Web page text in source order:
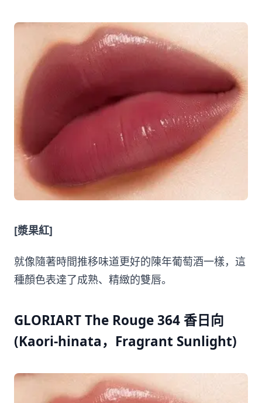
[漿果紅]
就像隨著時間推移味道更好的陳年葡萄酒一樣，這
種顏色表達了成熟、精緻的雙唇。
GLORIART The Rouge 364 香日向
(Kaori-hinata，Fragrant Sunlight)